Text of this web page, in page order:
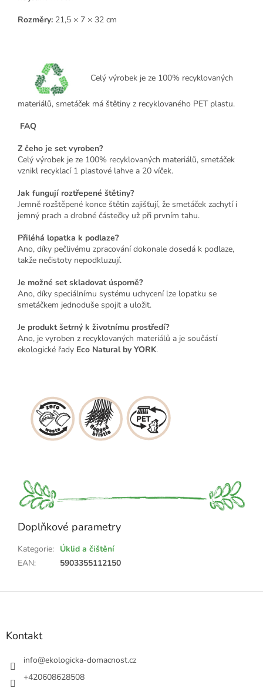
Rozměry: 21,5 × 7 × 32 cm
Celý výrobek je ze 100% recyklovaných
materiálů, smetáček má štětiny z recyklovaného PET plastu.
FAQ
Z čeho je set vyroben?
Celý výrobek je ze 100% recyklovaných materiálů, smetáček
vznikl recyklací 1 plastové lahve a 20 víček.
Jak fungují roztřepené štětiny?
Jemně rozštěpené konce štětin zajišťují, že smetáček zachytí i
jemný prach a drobné částečky už při prvním tahu.
Přiléhá lopatka k podlaze?
Ano, díky pečlivému zpracování dokonale dosedá k podlaze,
takže nečistoty nepodkluzují.
Je možné set skladovat úsporně?
Ano, díky speciálnímu systému uchycení lze lopatku se
smetáčkem jednoduše spojit a uložit.
Je produkt šetrný k životnímu prostředí?
Ano, je vyroben z recyklovaných materiálů a je součástí
ekologické řady Eco Natural by YORK.
Doplňkové parametry
Kategorie: Úklid a čištění
EAN: 5903355112150
Z
Kontakt
info@ekologicka-domacnost.cz
+420608628508